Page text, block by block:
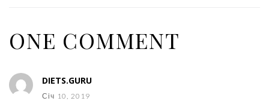
ONE COMMENT
DIETS.GURU
Січ 10, 2019